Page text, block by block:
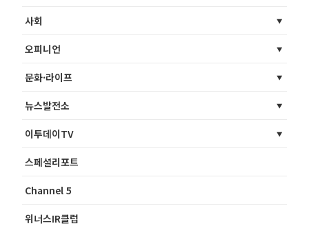
사회
오피니언
문화·라이프
뉴스발전소
이투데이TV
스페셜리포트
Channel 5
위너스IR클럽